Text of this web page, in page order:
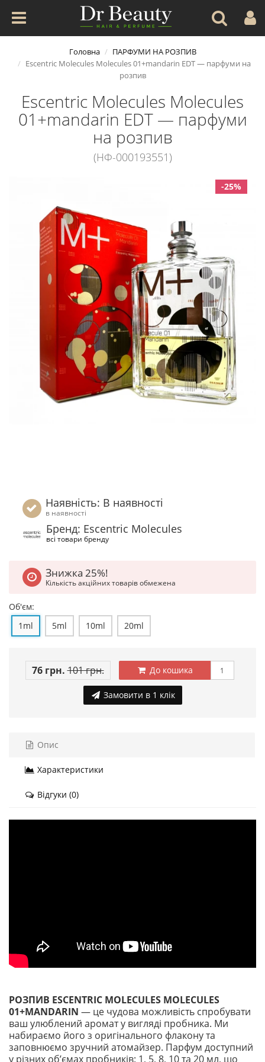
Головна
ПАРФУМИ НА РОЗПИВ
Escentric Molecules Molecules 01+mandarin EDT — парфуми на
розпив
Escentric Molecules Molecules
01+mandarin EDT — парфуми
на розпив
(НФ-000193551)
-25%
Наявність: В наявності
в наявності
Бренд: Escentric Molecules
всі товари бренду
Знижка 25%!
Кількість акційних товарів обмежена
Об'єм:
1ml
5ml 10ml 20ml
76 грн. 101 грн. До кошика
Замовити в 1 клік
Опис
Характеристики
Відгуки (0)
РОЗПИВ ESCENTRIC MOLECULES MOLECULES
01+MANDARIN — це чудова можливість спробувати
ваш улюблений аромат у вигляді пробника. Ми
набираємо його з оригінального флакону та
заповнюємо зручний атомайзер. Парфум доступний
у різних обʼємах пробників: 1, 5, 8, 10 та 20 мл, що